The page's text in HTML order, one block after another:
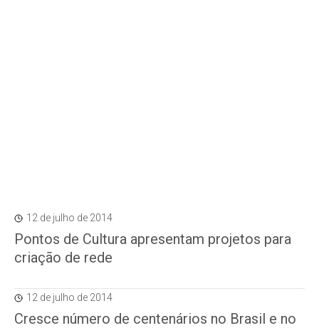
12 de julho de 2014
Pontos de Cultura apresentam projetos para
criação de rede
12 de julho de 2014
Cresce número de centenários no Brasil e no